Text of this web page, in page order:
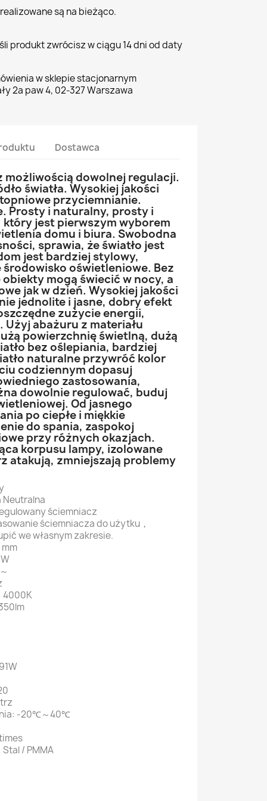
są na bieżąco.
produkt zwrócisz w ciągu 14 dni od daty
w sklepie stacjonarnym
2a paw 4, 02-327 Warszawa
Dostawca
możliwością dowolnej regulacji.
światła. Wysokiej jakości
przyciemnianie.
Prosty i naturalny, prosty i
jest pierwszym wyborem
domu i biura. Swobodna
sprawia, że światło jest
jest bardziej stylowy,
oświetleniowe. Bez
mogą świecić w nocy, a
jak w dzień. Wysokiej jakości
jednolite i jasne, dobry efekt
zużycie energii,
abażuru z materiału
powierzchnię świetlną, dużą
bez oślepiania, bardziej
naturalne przywróć kolor
codziennym dopasuj
zastosowania,
dowolnie regulować, buduj
Od jasnego
po ciepłe i miękkie
do spania, zaspokoj
przy różnych okazjach.
korpusu lampy, izolowane
atakują, zmniejszają problemy
Neutralna
ściemniacz
ściemniacza do użytku，
we własnym zakresie.
4000K
-20℃～40℃
/ PMMA